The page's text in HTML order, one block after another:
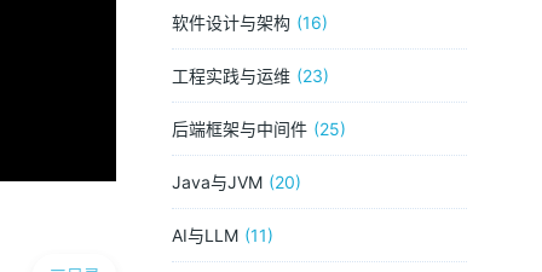
软件设计与架构 16
工程实践与运维 23
后端框架与中间件 25
Java与JVM 20
AI与LLM 11